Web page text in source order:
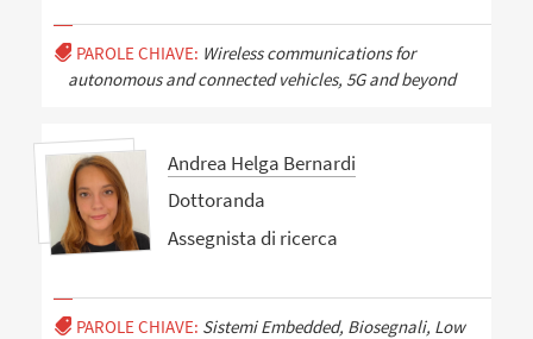
PAROLE CHIAVE: Wireless communications for
autonomous and connected vehicles, 5G and beyond
Andrea Helga Bernardi
Dottoranda
Assegnista di ricerca
PAROLE CHIAVE: Sistemi Embedded, Biosegnali, Low